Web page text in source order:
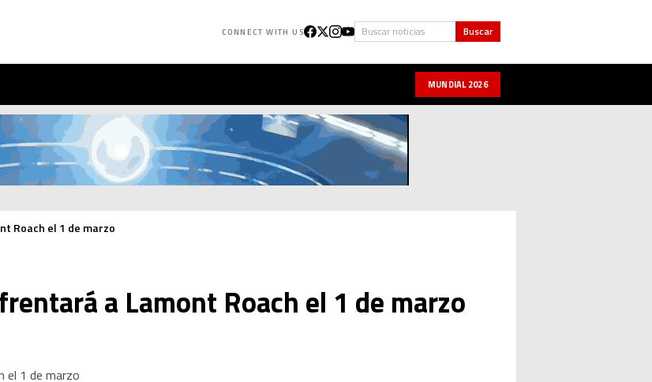
CONNECT WITH US Buscar Buscar
MUNDIAL 2026
Roach el 1 de marzo
a Lamont Roach el 1 de marzo